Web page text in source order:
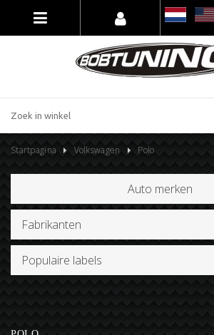
Startpagina Volkswagen Polo
Auto merken
Fabrikanten
Populaire labels